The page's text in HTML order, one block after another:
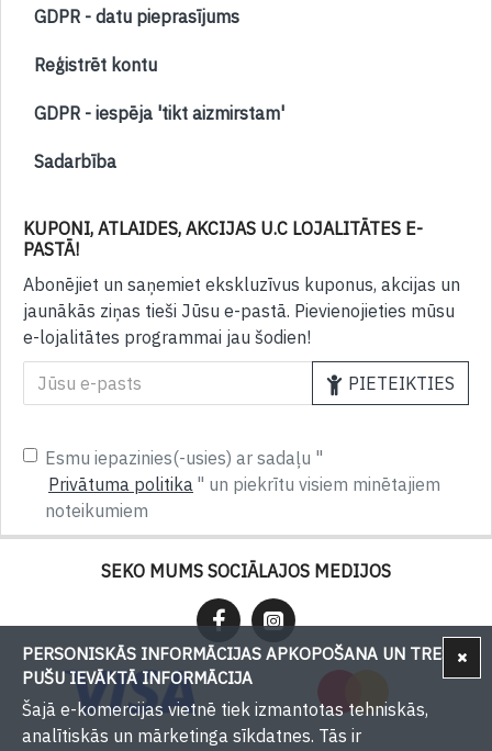
GDPR - datu pieprasījums
Reģistrēt kontu
GDPR - iespēja 'tikt aizmirstam'
Sadarbība
KUPONI, ATLAIDES, AKCIJAS U.C LOJALITĀTES E-
PASTĀ!
Abonējiet un saņemiet ekskluzīvus kuponus, akcijas un
jaunākās ziņas tieši Jūsu e-pastā. Pievienojieties mūsu
e-lojalitātes programmai jau šodien!
PIETEIKTIES
Esmu iepazinies(-usies) ar sadaļu "
Privātuma politika " un piekrītu visiem minētajiem
noteikumiem
SEKO MUMS SOCIĀLAJOS MEDIJOS
PERSONISKĀS INFORMĀCIJAS APKOPOŠANA UN TREŠU
PUŠU IEVĀKTĀ INFORMĀCIJA
Šajā e-komercijas vietnē tiek izmantotas tehniskās,
analītiskās un mārketinga sīkdatnes. Tās ir